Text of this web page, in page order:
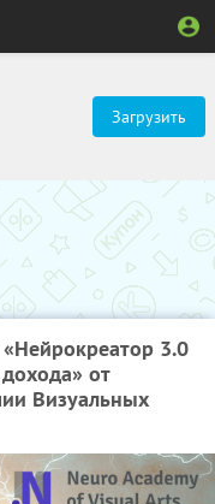
Загрузить
3.0
от
Визуальных